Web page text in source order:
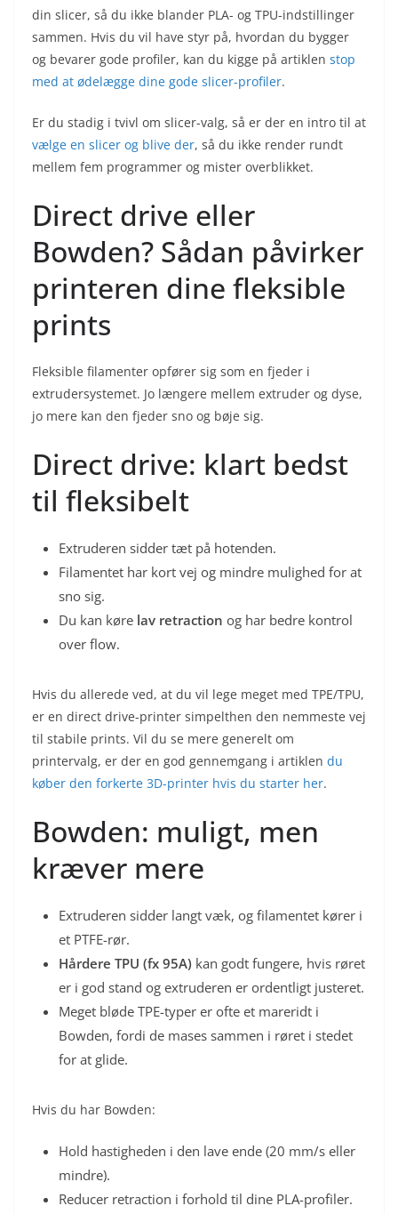
din slicer, så du ikke blander PLA- og TPU-indstillinger
sammen. Hvis du vil have styr på, hvordan du bygger
og bevarer gode profiler, kan du kigge på artiklen stop
med at ødelægge dine gode slicer-profiler.
Er du stadig i tvivl om slicer-valg, så er der en intro til at
vælge en slicer og blive der, så du ikke render rundt
mellem fem programmer og mister overblikket.
Direct drive eller
Bowden? Sådan påvirker
printeren dine fleksible
prints
Fleksible filamenter opfører sig som en fjeder i
extrudersystemet. Jo længere mellem extruder og dyse,
jo mere kan den fjeder sno og bøje sig.
Direct drive: klart bedst
til fleksibelt
Extruderen sidder tæt på hotenden.
Filamentet har kort vej og mindre mulighed for at
sno sig.
Du kan køre lav retraction og har bedre kontrol
over flow.
Hvis du allerede ved, at du vil lege meget med TPE/TPU,
er en direct drive-printer simpelthen den nemmeste vej
til stabile prints. Vil du se mere generelt om
printervalg, er der en god gennemgang i artiklen du
køber den forkerte 3D-printer hvis du starter her.
Bowden: muligt, men
kræver mere
Extruderen sidder langt væk, og filamentet kører i
et PTFE-rør.
Hårdere TPU (fx 95A) kan godt fungere, hvis røret
er i god stand og extruderen er ordentligt justeret.
Meget bløde TPE-typer er ofte et mareridt i
Bowden, fordi de mases sammen i røret i stedet
for at glide.
Hvis du har Bowden:
Hold hastigheden i den lave ende (20 mm/s eller
mindre).
Reducer retraction i forhold til dine PLA-profiler.